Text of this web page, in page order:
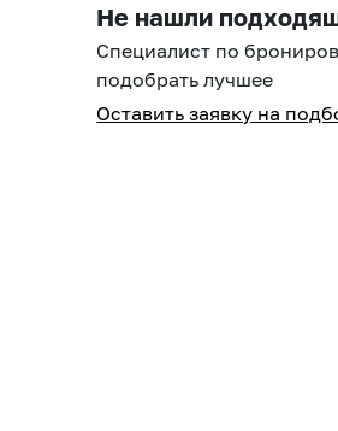
select
a
date.
the
a
Не нашли
Специалист по
подобрать лучшее
Оставить заявку на